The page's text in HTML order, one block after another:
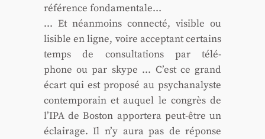
réfé­rence fon­da­men­tale…
… Et néan­moins connec­té, visible ou
lisible en ligne, voire accep­tant cer­tains
temps de consul­ta­tions par télé­
phone ou par skype … C’est ce grand
écart qui est pro­po­sé au psy­cha­na­lyste
contem­po­rain et auquel le congrès de
l’I­PA de Bos­ton appor­te­ra peut-être un
éclai­rage. Il n’y aura pas de réponse